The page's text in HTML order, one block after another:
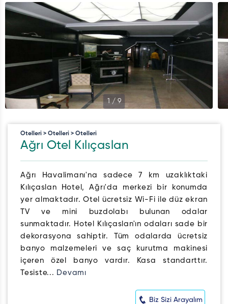
1 / 9
Otelleri > Otelleri > Otelleri
Ağrı Otel Kılıçaslan
Ağrı Havalimanı'na sadece 7 km uzaklıktaki
Kılıçaslan Hotel, Ağrı'da merkezi bir konumda
yer almaktadır. Otel ücretsiz Wi-Fi ile düz ekran
TV ve mini buzdolabı bulunan odalar
sunmaktadır. Hotel Kılıçaslan'ın odaları sade bir
dekorasyona sahiptir. Tüm odalarda ücretsiz
banyo malzemeleri ve saç kurutma makinesi
içeren özel banyo vardır. Kasa standarttır.
Tesiste... Devamı
Biz Sizi Arayalım